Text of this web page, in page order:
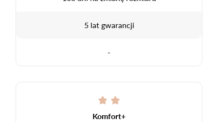
5 lat gwarancji
-
Komfort+